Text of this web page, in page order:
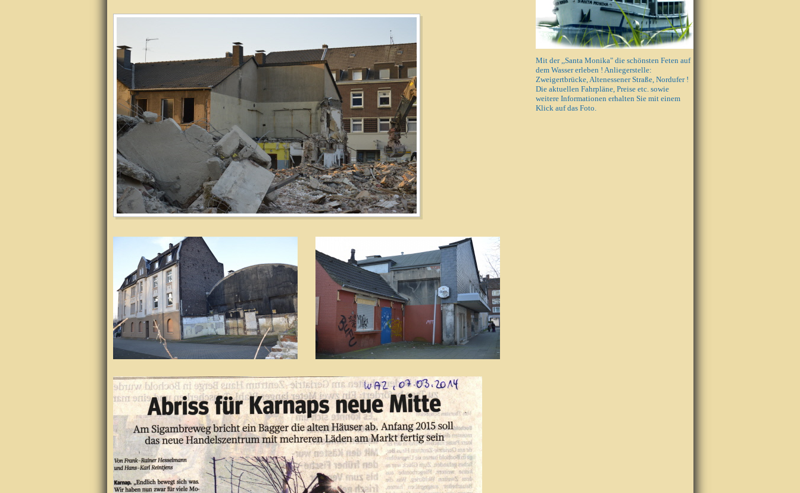
Mit der ,,Santa Monika" die schönsten Feten auf
dem Wasser erleben ! Anliegerstelle:
Zweigertbrücke, Altenessener Straße, Nordufer !
Die aktuellen Fahrpläne, Preise etc. sowie
weitere Informationen erhalten Sie mit einem
Klick auf das Foto.